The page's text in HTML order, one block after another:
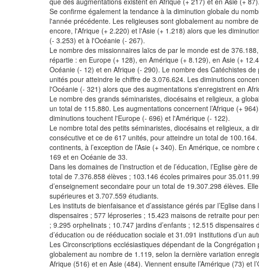
Se confirme également la tendance à la diminution globale du
l'année précédente. Les religieuses sont globalement au nombre
encore, l'Afrique (+ 2.220) et l'Asie (+ 1.218) alors que les
(- 3.253) et à l'Océanie (- 267).
Le nombre des missionnaires laïcs de par le monde est de
répartie : en Europe (+ 128), en Amérique (+ 8.129), en Asie (+
Océanie (- 12) et en Afrique (- 290). Le nombre des Catéchistes
unités pour atteindre le chiffre de 3.076.624. Les diminutions
l'Océanie (- 321) alors que des augmentations s'enregistrent en
Le nombre des grands séminaristes, diocésains et religieux, a
un total de 115.880. Les augmentations concernent l’Afrique (+
diminutions touchent l'Europe (- 696) et l'Amérique (- 122).
Le nombre total des petits séminaristes, diocésains et religieux, a
consécutive et ce de 617 unités, pour atteindre un total de
continents, à l’exception de l’Asie (+ 340). En Amérique, ce
169 et en Océanie de 33.
Dans les domaines de l’instruction et de l’éducation, l’Eglise gère
total de 7.376.858 élèves ; 103.146 écoles primaires pour
d’enseignement secondaire pour un total de 19.307.298 élèves.
supérieures et 3.707.559 étudiants.
Les instituts de bienfaisance et d’assistance gérés par l’Eglise
dispensaires ; 577 léproseries ; 15.423 maisons de retraite pour
; 9.295 orphelinats ; 10.747 jardins d’enfants ; 12.515
d’éducation ou de rééducation sociale et 31.091 institutions d’un
Les Circonscriptions ecclésiastiques dépendant de la Congrégation
globalement au nombre de 1.119, selon la dernière variation
Afrique (516) et en Asie (484). Viennent ensuite l’Amérique (73) et